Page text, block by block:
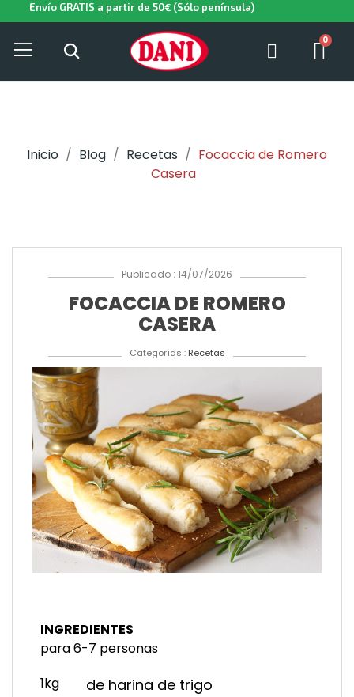
Envío GRATIS a partir de 50€ (Sólo península)
Inicio Blog Recetas
Focaccia de Romero
Casera
Publicado : 14/07/2026
FOCACCIA DE ROMERO
CASERA
Categorías : Recetas
INGREDIENTES
para 6-7 personas
1kg
de harina de trigo